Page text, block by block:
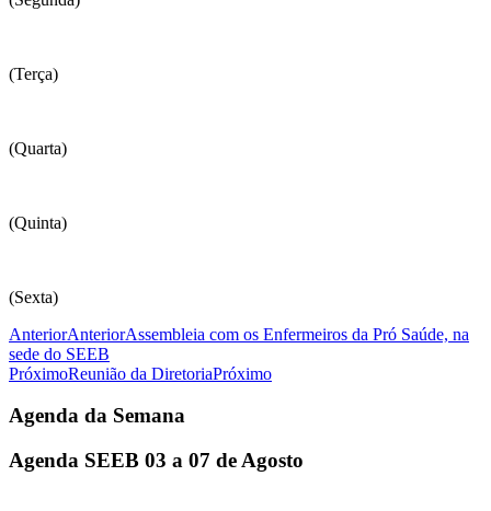
(Terça)
(Quarta)
(Quinta)
(Sexta)
AnteriorAnteriorAssembleia com os Enfermeiros da Pró Saúde, na
sede do SEEB
PróximoReunião da DiretoriaPróximo
Agenda da Semana
Agenda SEEB 03 a 07 de Agosto